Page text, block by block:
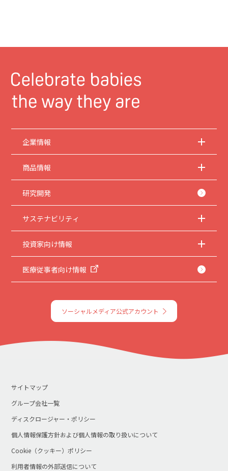
企業情報
商品情報
研究開発
サステナビリティ
投資家向け情報
医療従事者向け情報
ソーシャルメディア公式アカウント
サイトマップ
グループ会社一覧
ディスクロージャー・ポリシー
個人情報保護方針および個人情報の取り扱いについて
Cookie（クッキー）ポリシー
利用者情報の外部送信について